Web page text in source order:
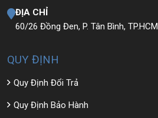
ĐỊA CHỈ
60/26 Đồng Đen, P. Tân Bình, TP.HCM
QUY ĐỊNH
Quy Định Đổi Trả
Quy Định Bảo Hành